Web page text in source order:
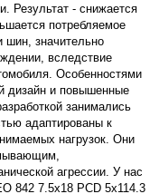
Результат - снижается
потребляемое
шин, значительно
вследствие
Особенностями
дизайн и повышенные
занимались
адаптированы к
нагрузок. Они
агрессии. У нас
842 7.5x18 PCD 5x114.3